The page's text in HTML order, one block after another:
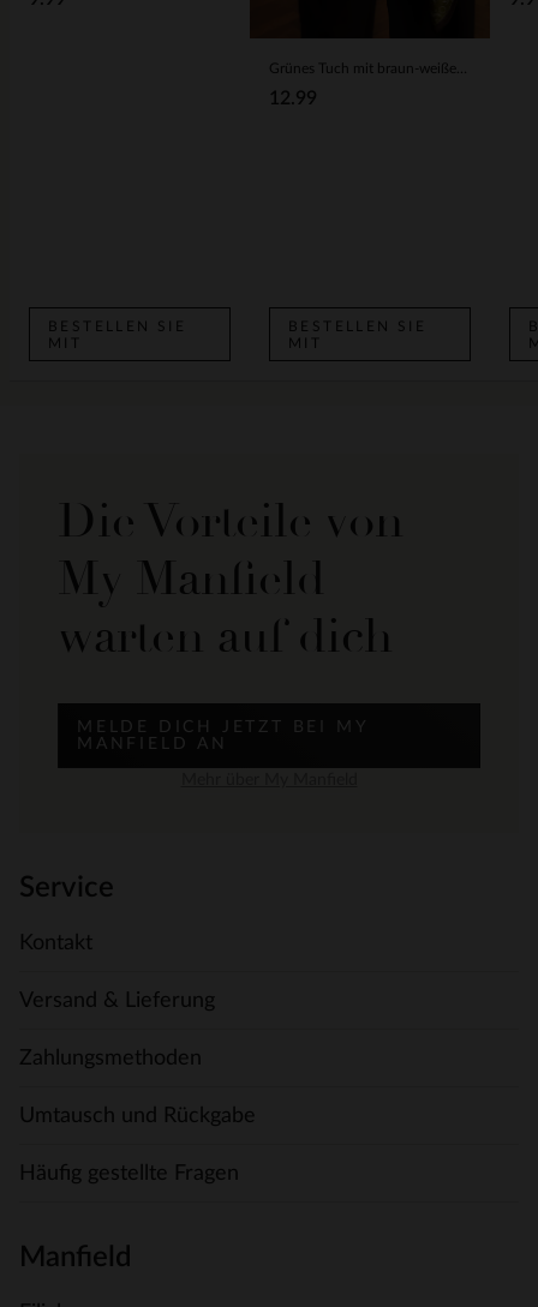
BESTELLEN SIE
MIT
12.99
BESTELLEN SIE
MIT
Die Vorteile von
My Manfield
warten auf dich
MELDE DICH JETZT BEI MY
MANFIELD AN
Service
Kontakt
Versand & Lieferung
Zahlungsmethoden
Umtausch und Rückgabe
Häufig gestellte Fragen
Manfield